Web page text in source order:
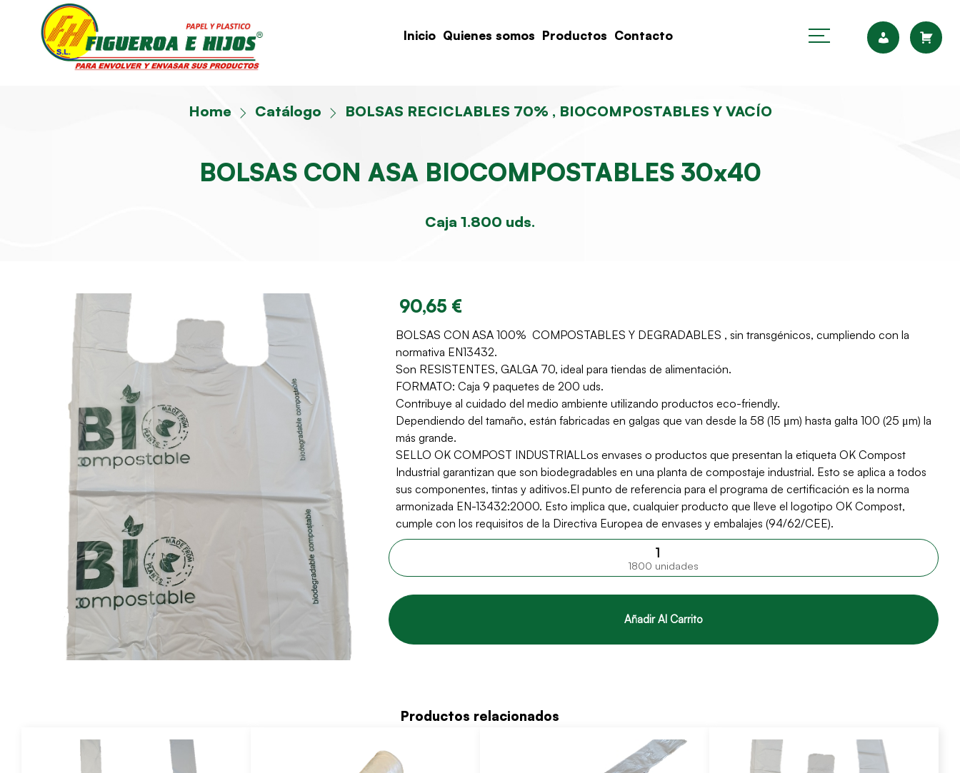
Inicio Quienes somos Productos Contacto
Home Catálogo BOLSAS RECICLABLES 70% , BIOCOMPOSTABLES Y VACÍO
BOLSAS CON ASA BIOCOMPOSTABLES 30x40
Caja 1.800 uds.
90,65 €
BOLSAS CON ASA 100% COMPOSTABLES Y DEGRADABLES , sin transgénicos, cumpliendo con la
normativa EN13432.
Son RESISTENTES, GALGA 70, ideal para tiendas de alimentación.
FORMATO: Caja 9 paquetes de 200 uds.
Contribuye al cuidado del medio ambiente utilizando productos eco-friendly.
Dependiendo del tamaño, están fabricadas en galgas que van desde la 58 (15 μm) hasta galta 100 (25 μm) la
más grande.
SELLO OK COMPOST INDUSTRIALLos envases o productos que presentan la etiqueta OK Compost
Industrial garantizan que son biodegradables en una planta de compostaje industrial. Esto se aplica a todos
sus componentes, tintas y aditivos.El punto de referencia para el programa de certificación es la norma
armonizada EN-13432:2000. Esto implica que, cualquier producto que lleve el logotipo OK Compost,
cumple con los requisitos de la Directiva Europea de envases y embalajes (94/62/CEE).
1800 unidades
Añadir Al Carrito
Productos relacionados